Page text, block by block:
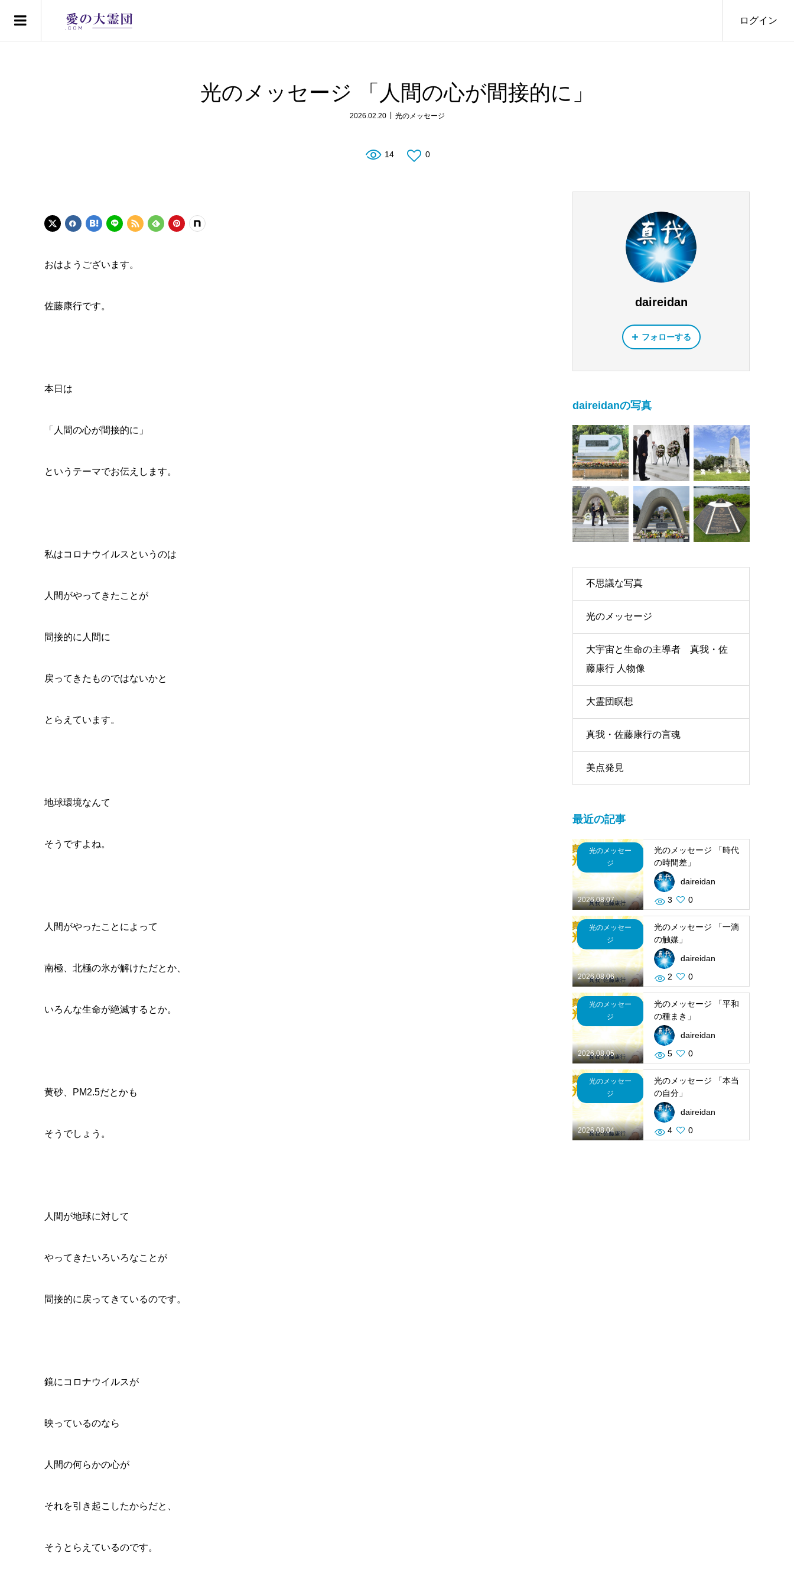
ログイン
光のメッセージ 「人間の心が間接的に」
2026.02.20 光のメッセージ
14 0
おはようございます。
佐藤康行です。
本日は
「人間の心が間接的に」
というテーマでお伝えします。
私はコロナウイルスというのは
人間がやってきたことが
間接的に人間に
戻ってきたものではないかと
とらえています。
地球環境なんて
そうですよね。
人間がやったことによって
南極、北極の氷が解けただとか、
いろんな生命が絶滅するとか。
黄砂、PM2.5だとかも
そうでしょう。
人間が地球に対して
やってきたいろいろなことが
間接的に戻ってきているのです。
鏡にコロナウイルスが
映っているのなら
人間の何らかの心が
それを引き起こしたからだと、
そうとらえているのです。
daireidan
フォローする
daireidanの写真
不思議な写真
光のメッセージ
大宇宙と生命の主導者 真我・佐
藤康行 人物像
大霊団瞑想
真我・佐藤康行の言魂
美点発見
最近の記事
2026.08.07
光のメッセー
ジ
光のメッセージ 「時代
の時間差」
daireidan
3
0
2026.08.06
光のメッセー
ジ
光のメッセージ 「一滴
の触媒」
daireidan
2
0
2026.08.05
光のメッセー
ジ
光のメッセージ 「平和
の種まき」
daireidan
5
0
2026.08.04
光のメッセー
ジ
光のメッセージ 「本当
の自分」
daireidan
4
0